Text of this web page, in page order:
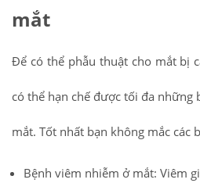
mắt
Để có thể phẫu thuật cho mắt bị
có thể hạn chế được tối đa những
mắt. Tốt nhất bạn không mắc các
Bệnh viêm nhiễm ở mắt: Viêm